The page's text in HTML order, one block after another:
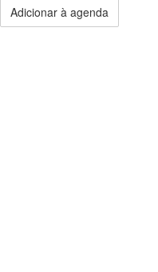
Adicionar à agenda